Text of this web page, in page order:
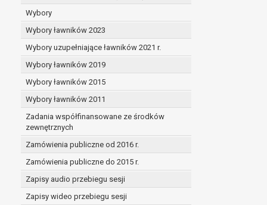
Wybory
Wybory ławników 2023
Wybory uzupełniające ławników 2021 r.
Wybory ławników 2019
Wybory ławników 2015
Wybory ławników 2011
Zadania współfinansowane ze środków
zewnętrznych
Zamówienia publiczne od 2016 r.
Zamówienia publiczne do 2015 r.
Zapisy audio przebiegu sesji
Zapisy wideo przebiegu sesji